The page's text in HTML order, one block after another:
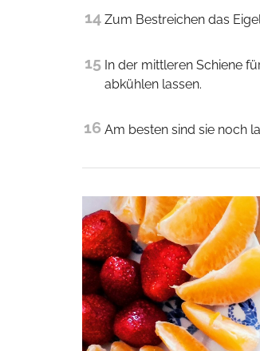
14 Zum Bestreichen das
15 In der mittleren Schiene
abkühlen lassen.
16 Am besten sind sie noch